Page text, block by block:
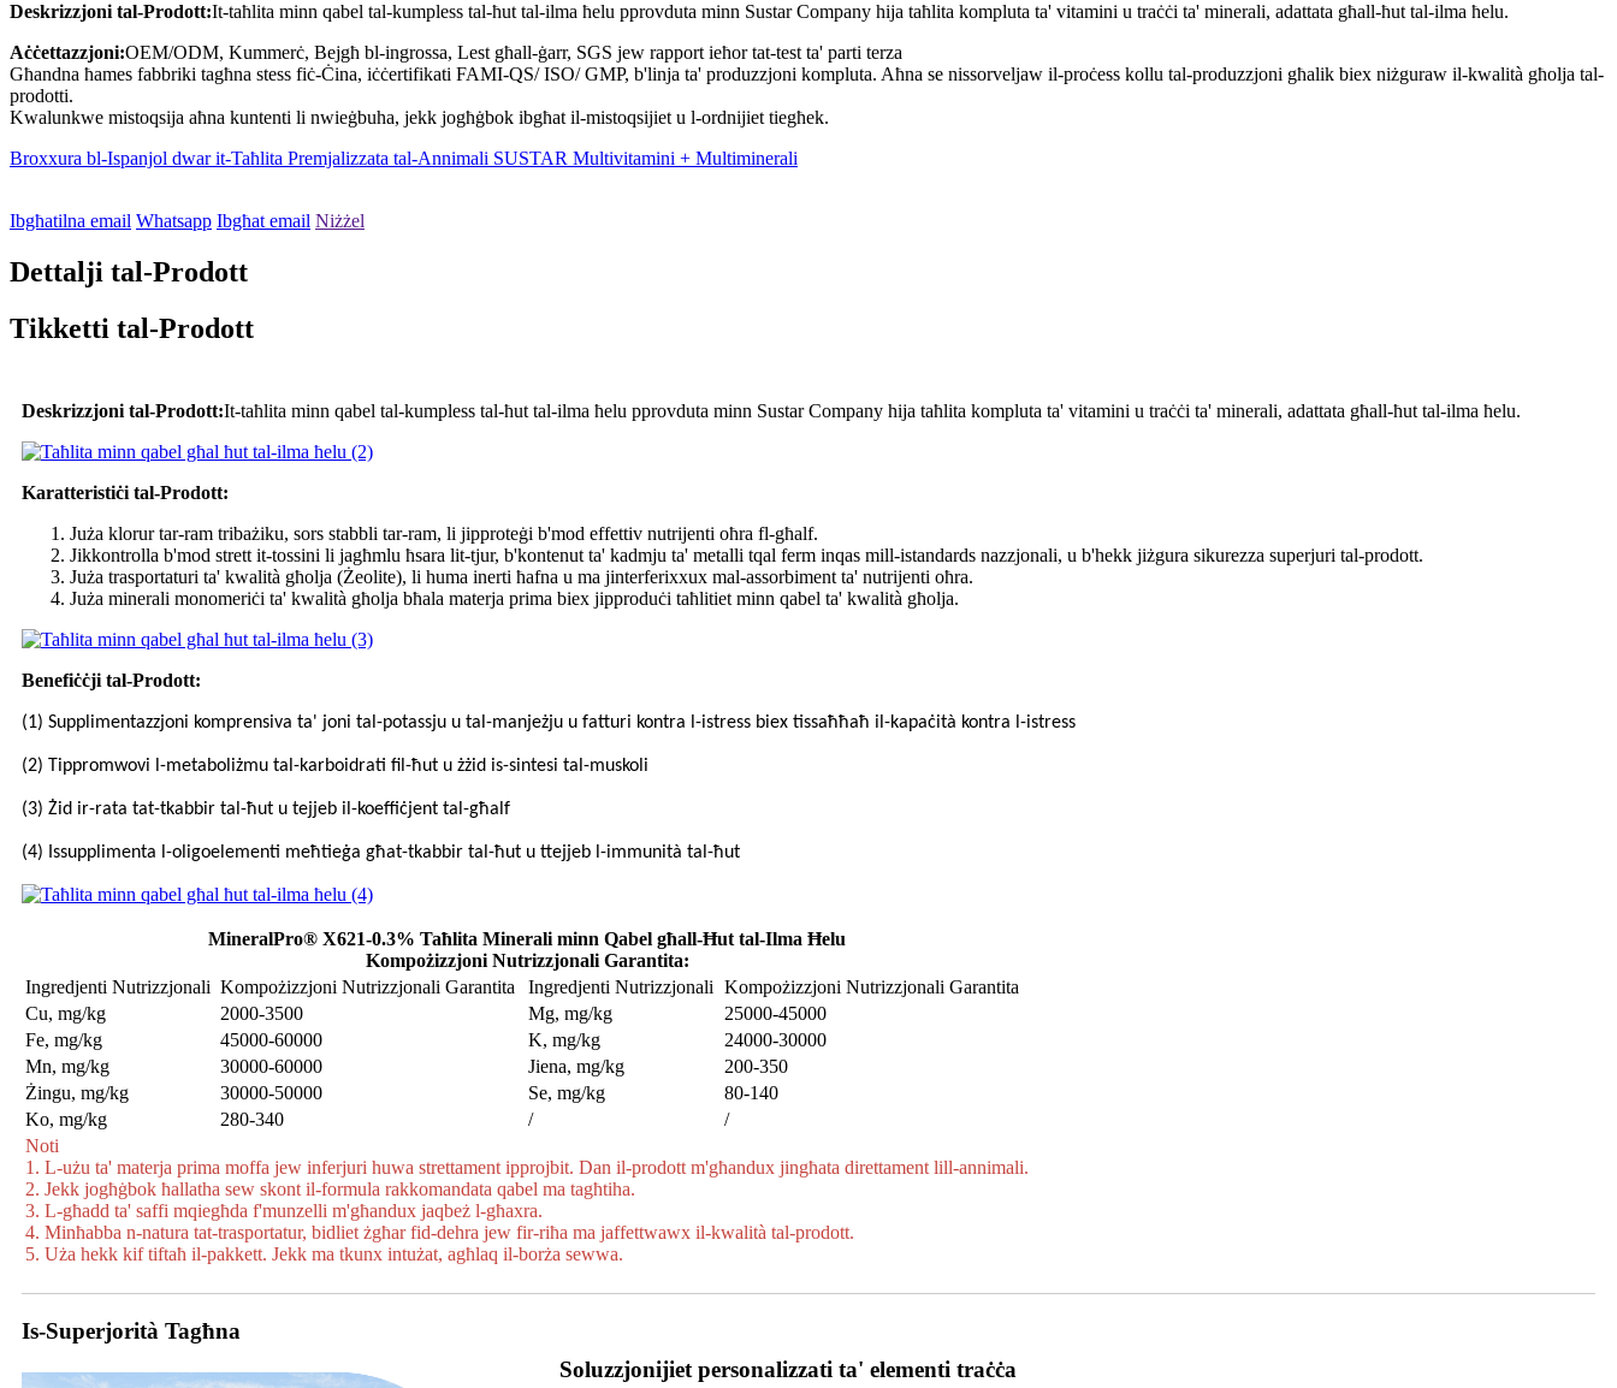
Deskrizzjoni tal-Prodott:It-taħlita minn qabel tal-kumpless tal-ħut tal-ilma ħelu pprovduta minn Sustar Company hija taħlita kompluta ta' vitamini u traċċi ta' minerali, adattata għall-ħut tal-ilma ħelu.
Aċċettazzjoni:OEM/ODM, Kummerċ, Bejgħ bl-ingrossa, Lest għall-ġarr, SGS jew rapport ieħor tat-test ta' parti terza
Għandna ħames fabbriki tagħna stess fiċ-Ċina, iċċertifikati FAMI-QS/ ISO/ GMP, b'linja ta' produzzjoni kompluta. Aħna se nissorveljaw il-proċess kollu tal-produzzjoni għalik biex niżguraw il-kwalità għolja tal-
prodotti.
Kwalunkwe mistoqsija aħna kuntenti li nwieġbuha, jekk jogħġbok ibgħat il-mistoqsijiet u l-ordnijiet tiegħek.
Broxxura bl-Ispanjol dwar it-Taħlita Premjalizzata tal-Annimali SUSTAR Multivitamini + Multiminerali
Ibgħatilna email Whatsapp Ibgħat email Niżżel
Dettalji tal-Prodott
Tikketti tal-Prodott
Deskrizzjoni tal-Prodott:It-taħlita minn qabel tal-kumpless tal-ħut tal-ilma ħelu pprovduta minn Sustar Company hija taħlita kompluta ta' vitamini u traċċi ta' minerali, adattata għall-ħut tal-ilma ħelu.
Karatteristiċi tal-Prodott:
Juża klorur tar-ram tribażiku, sors stabbli tar-ram, li jipproteġi b'mod effettiv nutrijenti oħra fl-għalf.
Jikkontrolla b'mod strett it-tossini li jagħmlu ħsara lit-tjur, b'kontenut ta' kadmju ta' metalli tqal ferm inqas mill-istandards nazzjonali, u b'hekk jiżgura sikurezza superjuri tal-prodott.
Juża trasportaturi ta' kwalità għolja (Żeolite), li huma inerti ħafna u ma jinterferixxux mal-assorbiment ta' nutrijenti oħra.
Juża minerali monomeriċi ta' kwalità għolja bħala materja prima biex jipproduċi taħlitiet minn qabel ta' kwalità għolja.
Benefiċċji tal-Prodott:
(1) Supplimentazzjoni komprensiva ta' joni tal-potassju u tal-manjeżju u fatturi kontra l-istress biex tissaħħaħ il-kapaċità kontra l-istress
(2) Tippromwovi l-metaboliżmu tal-karboidrati fil-ħut u żżid is-sintesi tal-muskoli
(3) Żid ir-rata tat-tkabbir tal-ħut u tejjeb il-koeffiċjent tal-għalf
(4) Issupplimenta l-oligoelementi meħtieġa għat-tkabbir tal-ħut u ttejjeb l-immunità tal-ħut
MineralPro® X621-0.3% Taħlita Minerali minn Qabel għall-Ħut tal-Ilma Ħelu
Kompożizzjoni Nutrizzjonali Garantita:
Ingredjenti Nutrizzjonali Kompożizzjoni Nutrizzjonali Garantita Ingredjenti Nutrizzjonali Kompożizzjoni Nutrizzjonali Garantita
Cu, mg/kg
2000-3500 Mg, mg/kg
25000-45000
Fe, mg/kg
45000-60000 K, mg/kg
24000-30000
Mn, mg/kg
30000-60000 Jiena, mg/kg
200-350
Żingu, mg/kg
30000-50000 Se, mg/kg
80-140
Ko, mg/kg
280-340 /
/
Noti
1. L-użu ta' materja prima moffa jew inferjuri huwa strettament ipprojbit. Dan il-prodott m'għandux jingħata direttament lill-annimali.
2. Jekk jogħġbok ħallatha sew skont il-formula rakkomandata qabel ma tagħtiha.
3. L-għadd ta' saffi mqiegħda f'munzelli m'għandux jaqbeż l-għaxra.
4. Minħabba n-natura tat-trasportatur, bidliet żgħar fid-dehra jew fir-riħa ma jaffettwawx il-kwalità tal-prodott.
5. Uża hekk kif tiftaħ il-pakkett. Jekk ma tkunx intużat, agħlaq il-borża sewwa.
Is-Superjorità Tagħna
Soluzzjonijiet personalizzati ta' elementi traċċa